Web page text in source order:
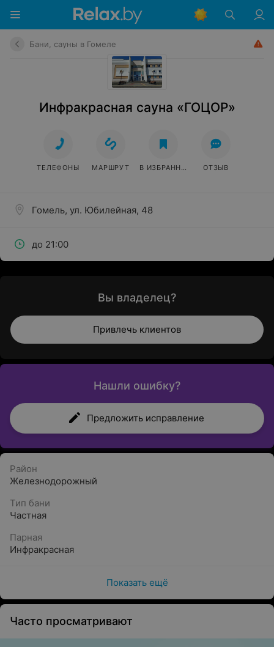
Бани, сауны в Гомеле
Инфракрасная сауна «ГОЦОР»
Гомель, ул. Юбилейная, 48
до 21:00
ТЕЛЕФОНЫ МАРШРУТ В ИЗБРАННОЕ ОТЗЫВ
Вы владелец?
Привлечь клиентов
Нашли ошибку?
Предложить исправление
Район
Железнодорожный
Тип бани
Частная
Парная
Инфракрасная
Показать ещё
Часто просматривают